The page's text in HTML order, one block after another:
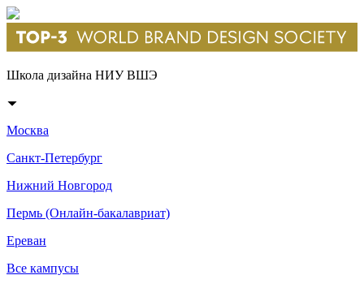
Школа дизайна НИУ ВШЭ
Москва
Санкт-Петербург
Нижний Новгород
Пермь (Онлайн-бакалавриат)
Ереван
Все кампусы